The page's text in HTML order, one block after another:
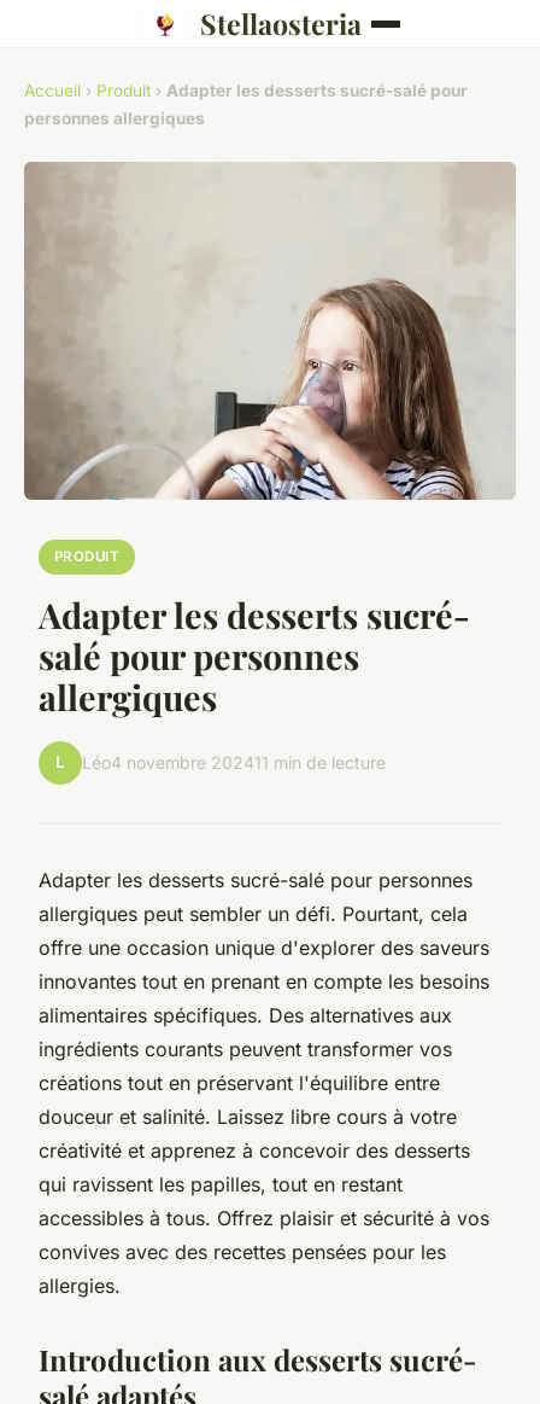
Stellaosteria
Accueil › Produit › Adapter les desserts sucré-salé pour
personnes allergiques
PRODUIT
Adapter les desserts sucré-
salé pour personnes
allergiques
L Léo4 novembre 202411 min de lecture
Adapter les desserts sucré-salé pour personnes
allergiques peut sembler un défi. Pourtant, cela
offre une occasion unique d'explorer des saveurs
innovantes tout en prenant en compte les besoins
alimentaires spécifiques. Des alternatives aux
ingrédients courants peuvent transformer vos
créations tout en préservant l'équilibre entre
douceur et salinité. Laissez libre cours à votre
créativité et apprenez à concevoir des desserts
qui ravissent les papilles, tout en restant
accessibles à tous. Offrez plaisir et sécurité à vos
convives avec des recettes pensées pour les
allergies.
Introduction aux desserts sucré-
salé adaptés